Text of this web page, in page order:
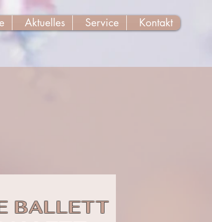
Aktuelles Service Kontakt
BALLETT